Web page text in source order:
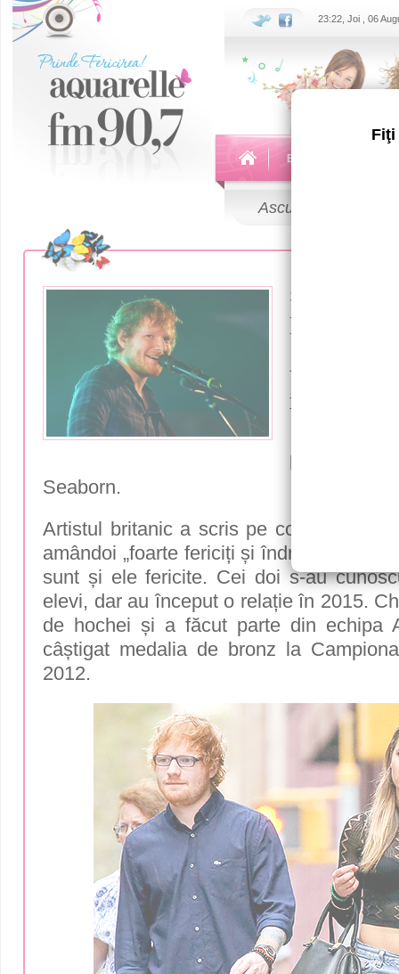
Fiţi
23:22, Joi , 06
Echipa
Ascultă
22 Ianuarie
Ed
Află cine
logodit cu
Seaborn.
Artistul britanic a scris pe contul său
amândoi „foarte fericiți și îndrăgostiți”,
sunt și ele fericite. Cei doi s-au
elevi, dar au început o relație în 2015.
de hochei și a făcut parte din echipa
câștigat medalia de bronz la
2012.